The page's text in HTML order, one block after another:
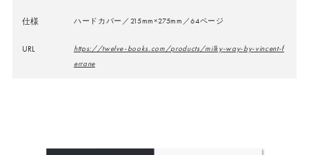
仕様 ハードカバー／215mm×275mm／64ページ
URL
https://twelve-books.com/products/milky-way-by-vincent-f
errane